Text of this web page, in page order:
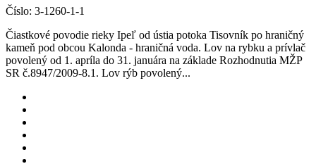
Číslo: 3-1260-1-1
Čiastkové povodie rieky Ipeľ od ústia potoka Tisovník po hraničný
kameň pod obcou Kalonda - hraničná voda. Lov na rybku a prívlač
povolený od 1. apríla do 31. januára na základe Rozhodnutia MŽP
SR č.8947/2009-8.1. Lov rýb povolený...